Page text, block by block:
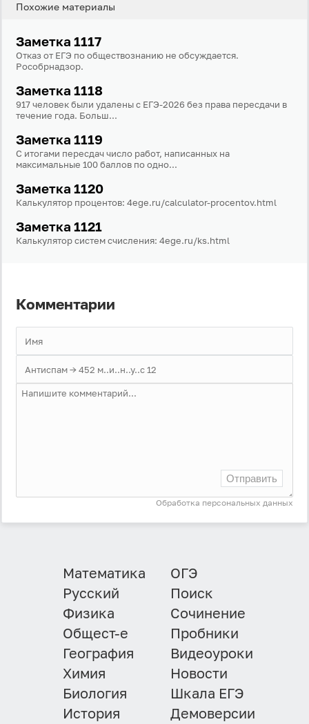
Вход
Логин
Антиспам:Загрузка...
Забыли пароль?
Даю согласие наобработку своих персональных
данныхна условиях и для целей, определённых в
политике в отношении обработки персональных
Войти через Вконтакте
Войти через Яндекс
Похожие материалы
Заметка 1117
Отказ от ЕГЭ по обществознанию не обсуждается.
Рособрнадзор.
Заметка 1118
917 человек были удалены с ЕГЭ-2026 без права пересдачи в
течение года. Больш...
Заметка 1119
С итогами пересдач число работ, написанных на
максимальные 100 баллов по одно...
Заметка 1120
Калькулятор процентов: 4ege.ru/calculator-procentov.html
Заметка 1121
Калькулятор систем счисления: 4ege.ru/ks.html
Комментарии
Отправить
Обработка персональных данных
Математика
Русский
Физика
Общест-е
География
Химия
Биология
История
ОГЭ
Поиск
Сочинение
Пробники
Видеоуроки
Новости
Шкала ЕГЭ
Демоверсии